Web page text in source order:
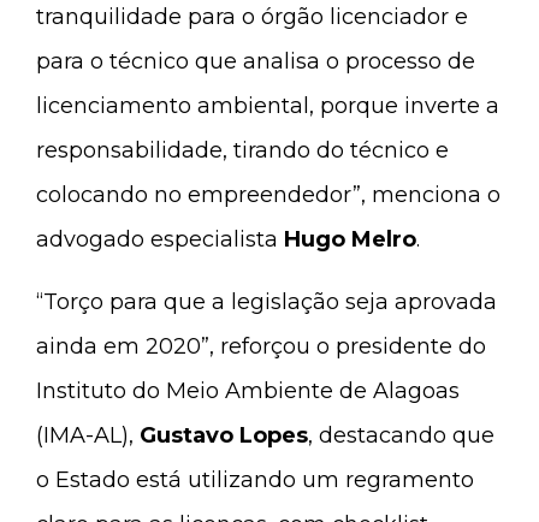
tranquilidade para o órgão licenciador e
para o técnico que analisa o processo de
licenciamento ambiental, porque inverte a
responsabilidade, tirando do técnico e
colocando no empreendedor”, menciona o
advogado especialista Hugo Melro.
“Torço para que a legislação seja aprovada
ainda em 2020”, reforçou o presidente do
Instituto do Meio Ambiente de Alagoas
(IMA-AL), Gustavo Lopes, destacando que
o Estado está utilizando um regramento